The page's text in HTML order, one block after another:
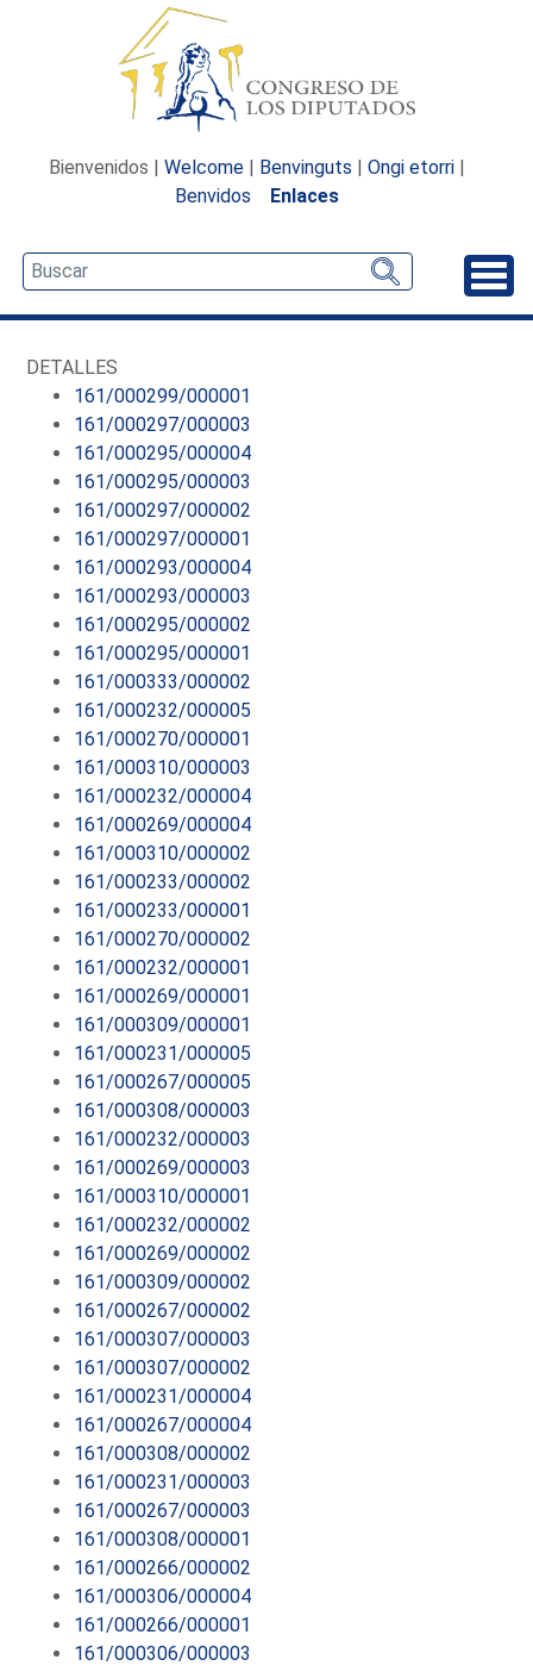
Bienvenidos | Welcome | Benvinguts | Ongi etorri |
Benvidos
Enlaces
DETALLES
161/000299/000001
161/000297/000003
161/000295/000004
161/000295/000003
161/000297/000002
161/000297/000001
161/000293/000004
161/000293/000003
161/000295/000002
161/000295/000001
161/000333/000002
161/000232/000005
161/000270/000001
161/000310/000003
161/000232/000004
161/000269/000004
161/000310/000002
161/000233/000002
161/000233/000001
161/000270/000002
161/000232/000001
161/000269/000001
161/000309/000001
161/000231/000005
161/000267/000005
161/000308/000003
161/000232/000003
161/000269/000003
161/000310/000001
161/000232/000002
161/000269/000002
161/000309/000002
161/000267/000002
161/000307/000003
161/000307/000002
161/000231/000004
161/000267/000004
161/000308/000002
161/000231/000003
161/000267/000003
161/000308/000001
161/000266/000002
161/000306/000004
161/000266/000001
161/000306/000003